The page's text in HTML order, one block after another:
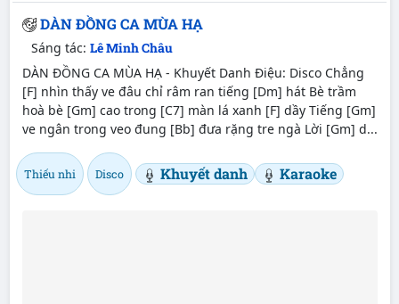
DÀN ĐỒNG CA MÙA HẠ
Sáng tác: Lê Minh Châu
DÀN ĐỒNG CA MÙA HẠ - Khuyết Danh Điệu: Disco Chẳng
[F] nhìn thấy ve đâu chỉ râm ran tiếng [Dm] hát Bè trầm
hoà bè [Gm] cao trong [C7] màn lá xanh [F] dầy Tiếng [Gm]
ve ngân trong veo đung [Bb] đưa rặng tre ngà Lời [Gm] d...
Thiếu nhi Disco Khuyết danh Karaoke